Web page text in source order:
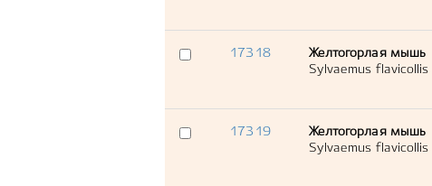
17318
Желтогорлая мышь
Sylvaemus flavicollis
17319
Желтогорлая мышь
Sylvaemus flavicollis